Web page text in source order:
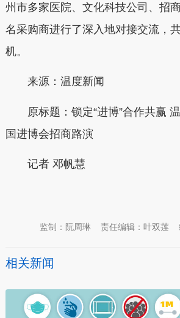
州市多家医院、文化科技公司、招
名采购商进行了深入地对接交流，
机。
来源：温度新闻
原标题：锁定“进博”合作共赢
国进博会招商路演
记者 邓帆慧
责任编辑：叶双莲
监制：阮周琳
相关新闻